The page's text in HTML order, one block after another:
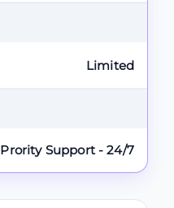
Limited
Prority Support - 24/7